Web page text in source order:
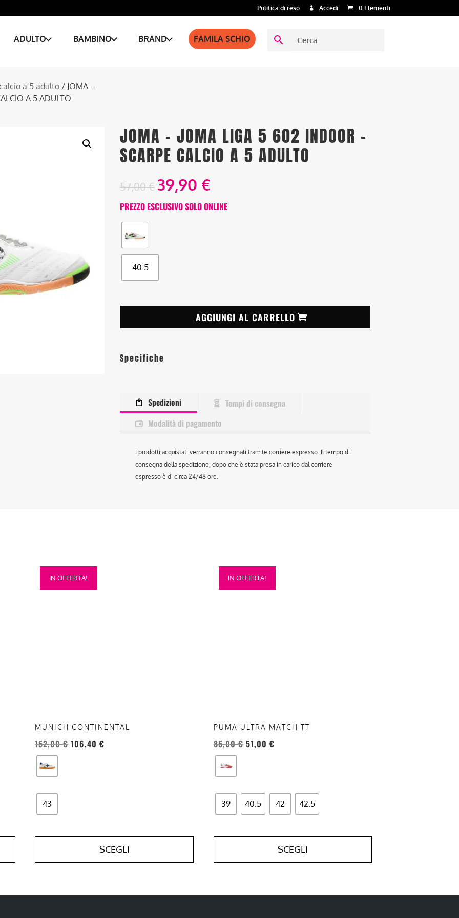
Politica di reso Accedi 0 Elementi
ADULTO BAMBINO BRAND FAMILA SCHIO
a 5 adulto / JOMA –
A 5 ADULTO
JOMA – JOMA LIGA 5 602 INDOOR –
SCARPE CALCIO A 5 ADULTO
57,00€ 39,90 €
PREZZO ESCLUSIVO SOLO ONLINE
40.5
AGGIUNGI AL CARRELLO
Specifiche
Spedizioni
Tempi di consegna
Modalità di pagamento
I prodotti acquistati verranno consegnati tramite corriere espresso. Il tempo di
consegna della spedizione, dopo che è stata presa in carico dal corriere
espresso è di circa 24/48 ore.
IN OFFERTA!
MUNICH CONTINENTAL
152,00€ 106,40€
43
SCEGLI
Questo
prodotto
del
prodotto
IN OFFERTA!
PUMA ULTRA MATCH TT
85,00€ 51,00 €
39 40.5 42 42.5
SCEGLI
Questo
prodotto
del
prodotto